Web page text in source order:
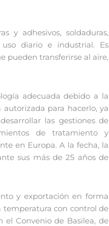
y adhesivos, soldaduras,
diario e industrial. Es
pueden transferirse al aire,
adecuada debido a la
para hacerlo, ya
las gestiones de
de tratamiento y
en Europa. A la fecha, la
sus más de 25 años de
y exportación en forma
temperatura con control de
el Convenio de Basilea, de